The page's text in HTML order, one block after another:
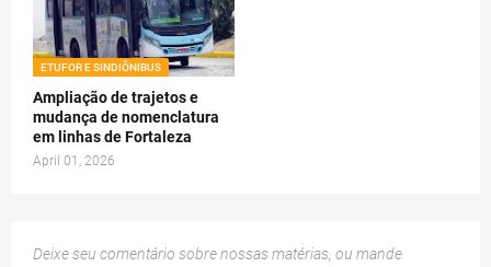
ETUFOR E SINDIÔNIBUS
Ampliação de trajetos e
mudança de nomenclatura
em linhas de Fortaleza
April 01, 2026
Deixe seu comentário sobre nossas matérias, ou mande